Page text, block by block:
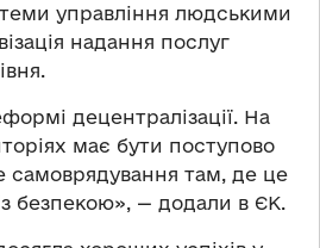
управління людськими
надання послуг
децентралізації. На
має бути поступово
самоврядування там, де це
безпекою», — додали в ЄК.